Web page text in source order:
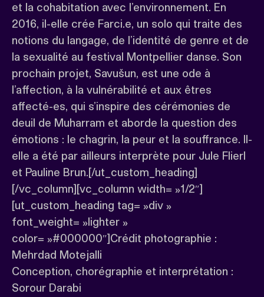
et la cohabitation avec l’environnement. En
2016, il-elle crée Farci.e, un solo qui traite des
notions du langage, de l’identité de genre et de
la sexualité au festival Montpellier danse. Son
prochain projet, Savušun, est une ode à
l’affection, à la vulnérabilité et aux êtres
affecté-es, qui s’inspire des cérémonies de
deuil de Muharram et aborde la question des
émotions : le chagrin, la peur et la souffrance. Il-
elle a été par ailleurs interprète pour Jule Flierl
et Pauline Brun.[/ut_custom_heading]
[/vc_column][vc_column width= »1/2″]
[ut_custom_heading tag= »div »
font_weight= »lighter »
color= »#000000″]Crédit photographie :
Mehrdad Motejalli
Conception, chorégraphie et interprétation :
Sorour Darabi